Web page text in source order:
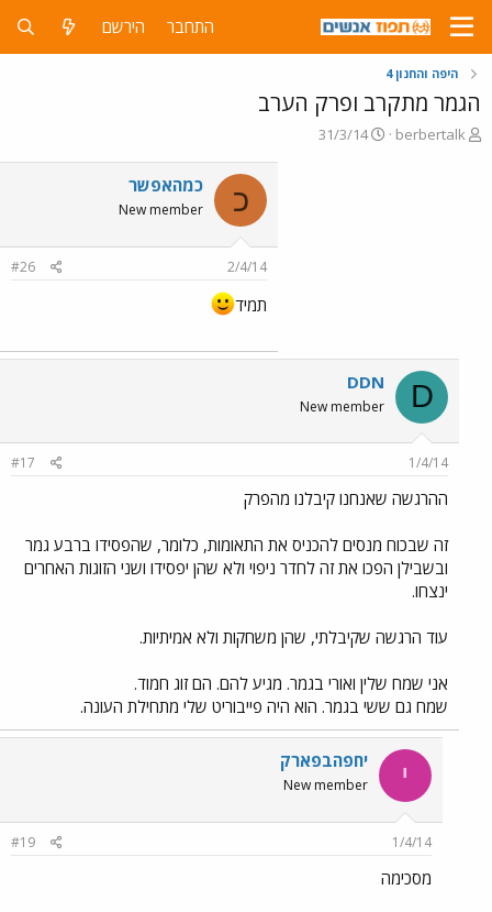
התחבר הירשם
היפה והחנון 4
הגמר מתקרב ופרק הערב
פ
berbertalk
פ
31/3/14
כ כמהאפשר
New member
2/4/14
#26
תמיד
D
DDN
New member
1/4/14
#17
ההרגשה שאנחנו קיבלנו מהפרק
זה שבכוח מנסים להכניס את התאומות, כלומר, שהפסידו ברבע גמר
ובשבילן הפכו את זה לחדר ניפוי ולא שהן יפסידו ושני הזוגות האחרים
ינצחו.
עוד הרגשה שקיבלתי, שהן משחקות ולא אמיתיות.
אני שמח שלין ואורי בגמר. מגיע להם. הם זוג חמוד.
שמח גם ששי בגמר. הוא היה פייבוריט שלי מתחילת העונה.
י יחפהבפארק
New member
1/4/14
#19
מסכימה